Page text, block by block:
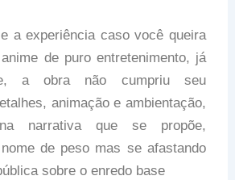
a experiência caso você queira
de puro entretenimento, já
a obra não cumpriu seu
animação e ambientação,
narrativa que se propõe,
de peso mas se afastando
sobre o enredo base